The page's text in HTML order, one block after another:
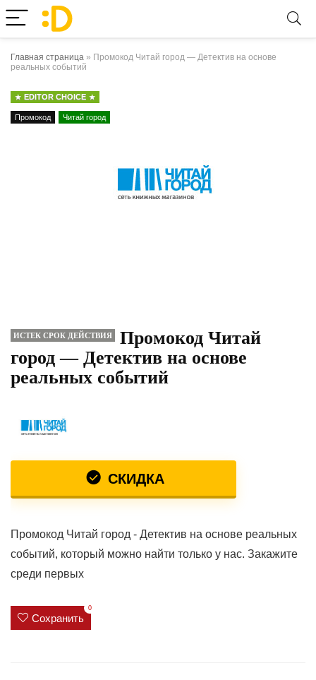
Главная страница » Промокод Читай город — Детектив на основе
реальных событий
EDITOR CHOICE
Промокод Читай город
ИСТЕК СРОК ДЕЙСТВИЯ
Промокод Читай
город — Детектив на основе
реальных событий
СКИДКА
Промокод Читай город - Детектив на основе реальных
событий, который можно найти только у нас. Закажите
среди первых
Сохранить
0